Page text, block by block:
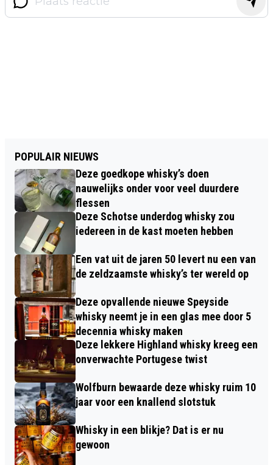
POPULAIR NIEUWS
Deze goedkope whisky’s doen
nauwelijks onder voor veel duurdere
flessen
Deze Schotse underdog whisky zou
iedereen in de kast moeten hebben
Een vat uit de jaren 50 levert nu een van
de zeldzaamste whisky’s ter wereld op
Deze opvallende nieuwe Speyside
whisky neemt je in een glas mee door 5
decennia whisky maken
Deze lekkere Highland whisky kreeg een
onverwachte Portugese twist
Wolfburn bewaarde deze whisky ruim 10
jaar voor een knallend slotstuk
Whisky in een blikje? Dat is er nu
gewoon